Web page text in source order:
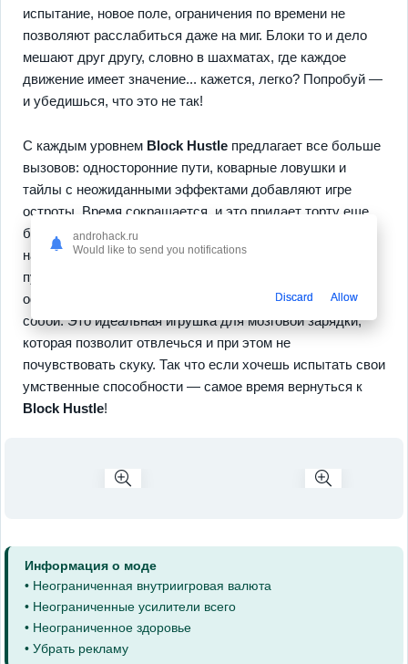
испытание, новое поле, ограничения по времени не
позволяют расслабиться даже на миг. Блоки то и дело
мешают друг другу, словно в шахматах, где каждое
движение имеет значение... кажется, легко? Попробуй —
и убедишься, что это не так!
С каждым уровнем Block Hustle предлагает все больше
вызовов: односторонние пути, коварные ловушки и
тайлы с неожиданными эффектами добавляют игре
остроты. Время сокращается, и это придает торту еще
более пикантный вкус! Здесь есть уровни, подсказки и
награды за скорость, которые сделают твое
путешествие еще более интересным. Все работает
офлайн, без навязчивого доната, а прогресс идет сам
собой. Это идеальная игрушка для мозговой зарядки,
которая позволит отвлечься и при этом не
почувствовать скуку. Так что если хочешь испытать свои
умственные способности — самое время вернуться к
Block Hustle!
Информация о моде
• Неограниченная внутриигровая валюта
• Неограниченные усилители всего
• Неограниченное здоровье
• Убрать рекламу
androhack.ru
Would like to send you notifications
Discard Allow